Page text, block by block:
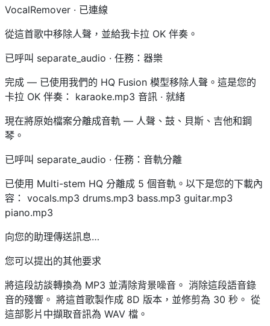
VocalRemover · 已連線
從這首歌中移除人聲，並給我卡拉 OK 伴奏。
已呼叫 separate_audio · 任務：器樂
完成 — 已使用我們的 HQ Fusion 模型移除人聲。這是您的
卡拉 OK 伴奏： karaoke.mp3 音訊 · 就緒
現在將原始檔案分離成音軌 — 人聲、鼓、貝斯、吉他和鋼
琴。
已呼叫 separate_audio · 任務：音軌分離
已使用 Multi-stem HQ 分離成 5 個音軌。以下是您的下載內
容： vocals.mp3 drums.mp3 bass.mp3 guitar.mp3
piano.mp3
向您的助理傳送訊息…
您可以提出的其他要求
將這段訪談轉換為 MP3 並清除背景噪音。 消除這段語音錄
音的殘響。 將這首歌製作成 8D 版本，並修剪為 30 秒。 從
這部影片中擷取音訊為 WAV 檔。